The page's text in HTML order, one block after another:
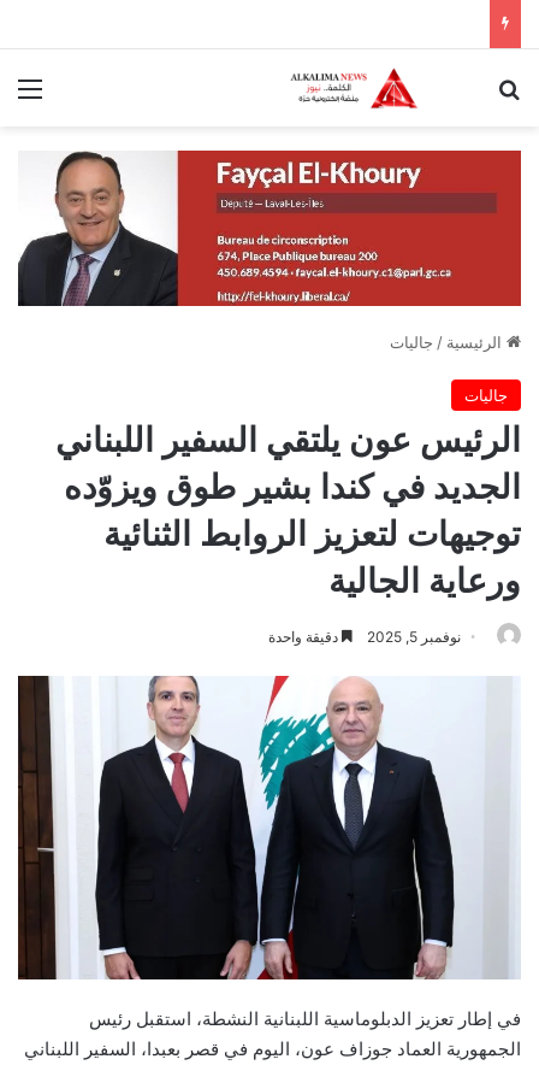
الرئيسية / جاليات
جاليات
الرئيس عون يلتقي السفير اللبناني
الجديد في كندا بشير طوق ويزوّده
توجيهات لتعزيز الروابط الثنائية
ورعاية الجالية
نوفمبر 5, 2025 دقيقة واحدة
في إطار تعزيز الدبلوماسية اللبنانية النشطة، استقبل رئيس
الجمهورية العماد جوزاف عون، اليوم في قصر بعبدا، السفير اللبناني